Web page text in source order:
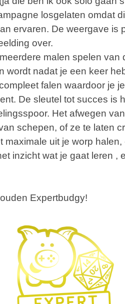
losgelaten omdat
ervaren. De weergave is
over.
malen spelen van
wordt nadat je een keer
falen waardoor je
De sleutel tot succes is
Het afwegen
schepen, of ze te laten
maximale uit je worp
inzicht wat je gaat leren ,
Expertbudgy!